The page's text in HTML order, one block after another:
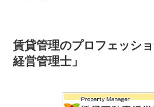
賃貸管理のプロフェッシ
経営管理士」